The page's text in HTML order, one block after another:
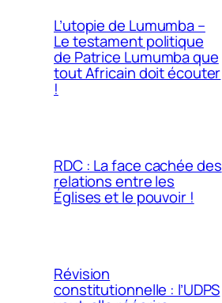
L’utopie de Lumumba –
Le testament politique
de Patrice Lumumba que
tout Africain doit écouter
!
RDC : La face cachée des
relations entre les
Églises et le pouvoir !
Révision
constitutionnelle : l’UDPS